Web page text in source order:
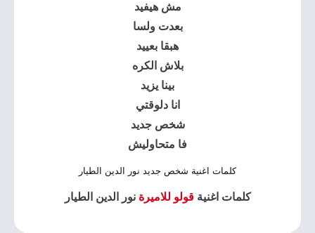
مش هيفيد
بعدت ولسا
هبقا بعييد
بلاش الكره
بينا يزيد
انا دلوقتي
شخص جديد
فا متحاوليش
كلمات اغنية شخص جديد نور الدين الطيار
كلمات اغنيةقولو للاميرة نور الدين الطيار